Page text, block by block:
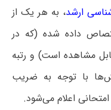
ارشد، به هر یک از
داده شده (که در
مشاهده است) و رتبه
با توجه به ضریب
اعلام می‌شود.